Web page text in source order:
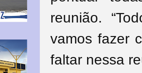
reunião.
vamos fazer
faltar nessa